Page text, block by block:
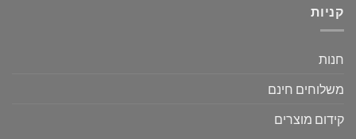
קניות
חנות
משלוחים חינם
קידום מוצרים